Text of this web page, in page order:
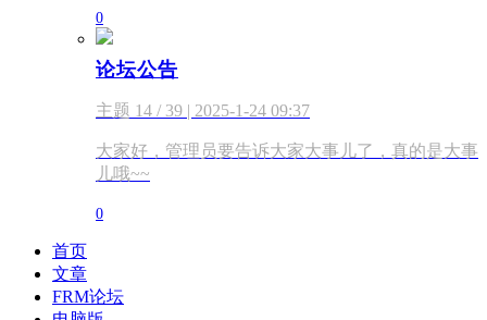
0
论坛公告
主题 14 / 39 | 2025-1-24 09:37
大家好，管理员要告诉大家大事儿了，真的是大事
儿哦~~
0
首页
文章
FRM论坛